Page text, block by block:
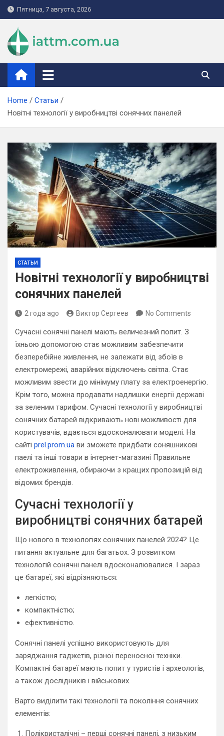
Skip
to
content
Пятница, 7 августа, 2026
iattm.com.ua
Home
Статьи
Новітні технології у виробництві сонячних панелей
СТАТЬИ
Новітні технології у виробництві
сонячних панелей
2 года ago Виктор Сергеев No Comments
Сучасні сонячні панелі мають величезний попит. З
їхньою допомогою стає можливим забезпечити
безперебійне живлення, не залежати від збоїв в
електромережі, аварійних відключень світла. Стає
можливим звести до мінімуму плату за електроенергію.
Крім того, можна продавати надлишки енергії державі
за зеленим тарифом. Сучасні технології у виробництві
сонячних батарей відкривають нові можливості для
користувачів, вдається вдосконалювати моделі. На
сайті prel.prom.ua ви зможете придбати соняшникові
паелі та інші товари в інтернет-магазині Правильне
електроживлення, обираючи з кращих пропозицій від
відомих брендів.
Сучасні технології у
виробництві сонячних батарей
Що нового в технологіях сонячних панелей 2024? Це
питання актуальне для багатьох. З розвитком
технологій сонячні панелі вдосконалювалися. І зараз
це батареї, які відрізняються:
легкістю;
компактністю;
ефективністю.
Сонячні панелі успішно використовують для
заряджання гаджетів, різної переносної техніки.
Компактні батареї мають попит у туристів і археологів,
а також дослідників і військових.
Варто виділити такі технології та покоління сонячних
елементів:
Полікристалічні – перші сонячні панелі, з низьким